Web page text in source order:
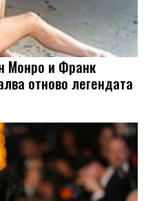
Монро и Франк
отново легендата